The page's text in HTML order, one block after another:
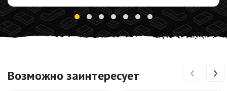
Возможно заинтересует ‹ ›